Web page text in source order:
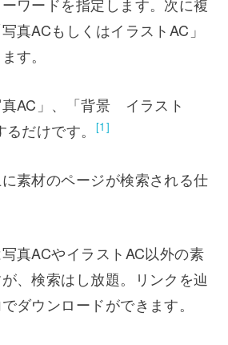
真ACもしくはイラストAC」
す。
AC」、「背景 イラスト
だけです。
[1]
素材のページが検索される仕
真ACやイラストAC以外の素
、検索はし放題。リンクを辿
ダウンロードができます。